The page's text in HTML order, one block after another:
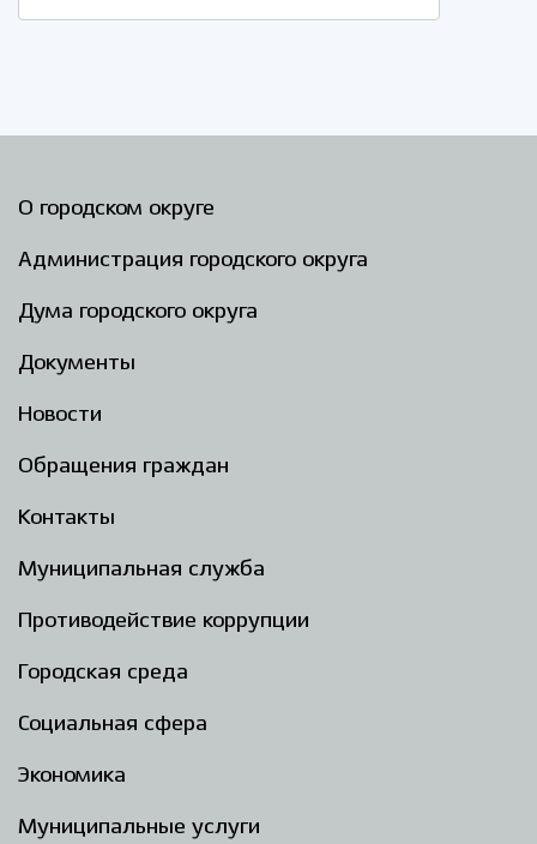
О городском округе
Администрация городского округа
Дума городского округа
Документы
Новости
Обращения граждан
Контакты
Муниципальная служба
Противодействие коррупции
Городская среда
Социальная сфера
Экономика
Муниципальные услуги